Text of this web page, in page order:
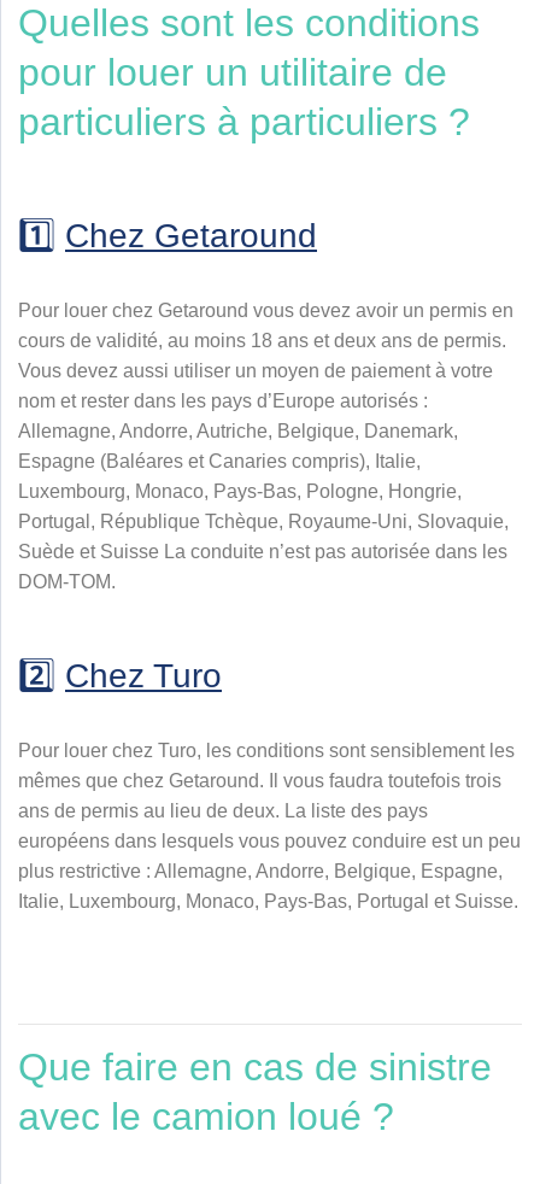
Quelles sont les conditions
pour louer un utilitaire de
particuliers à particuliers ?
1️⃣ Chez Getaround
Pour louer chez Getaround vous devez avoir un permis en
cours de validité, au moins 18 ans et deux ans de permis.
Vous devez aussi utiliser un moyen de paiement à votre
nom et rester dans les pays d’Europe autorisés :
Allemagne, Andorre, Autriche, Belgique, Danemark,
Espagne (Baléares et Canaries compris), Italie,
Luxembourg, Monaco, Pays-Bas, Pologne, Hongrie,
Portugal, République Tchèque, Royaume-Uni, Slovaquie,
Suède et Suisse La conduite n’est pas autorisée dans les
DOM-TOM.
2️⃣ Chez Turo
Pour louer chez Turo, les conditions sont sensiblement les
mêmes que chez Getaround. Il vous faudra toutefois trois
ans de permis au lieu de deux. La liste des pays
européens dans lesquels vous pouvez conduire est un peu
plus restrictive : Allemagne, Andorre, Belgique, Espagne,
Italie, Luxembourg, Monaco, Pays-Bas, Portugal et Suisse.
Que faire en cas de sinistre
avec le camion loué ?